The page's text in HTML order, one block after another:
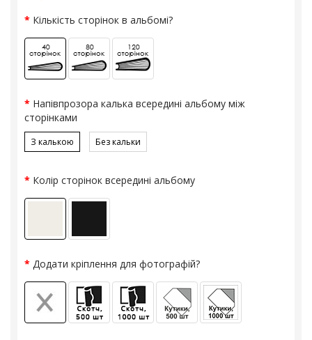
Кількість сторінок в альбомі?
Напівпрозора калька всередині альбому між
сторінками
З калькою Без кальки
Колір сторінок всередині альбому
Додати кріплення для фотографій?